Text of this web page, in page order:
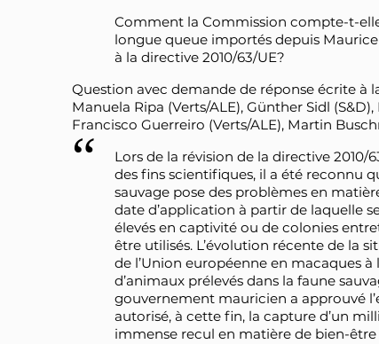
Comment la Commission compte-t-elle
longue queue importés depuis
à la directive 2010/63/UE?
Question avec demande de réponse écrite à
Manuela Ripa (Verts/ALE), Günther Sidl
Francisco Guerreiro (Verts/ALE), Martin
Lors de la révision de la directive
des fins scientifiques, il a été reconnu
sauvage pose des problèmes en
date d’application à partir de laquelle
élevés en captivité ou de colonies
être utilisés. L’évolution récente de la
de l’Union européenne en macaques
d’animaux prélevés dans la faune
gouvernement mauricien a approuvé
autorisé, à cette fin, la capture d’un
immense recul en matière de bien-